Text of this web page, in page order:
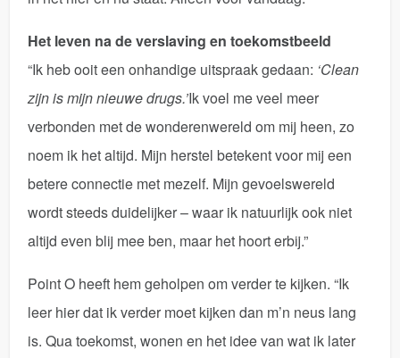
Het leven na de verslaving en toekomstbeeld
“Ik heb ooit een onhandige uitspraak gedaan: ‘Clean
zijn is mijn nieuwe drugs.’Ik voel me veel meer
verbonden met de wonderenwereld om mij heen, zo
noem ik het altijd. Mijn herstel betekent voor mij een
betere connectie met mezelf. Mijn gevoelswereld
wordt steeds duidelijker – waar ik natuurlijk ook niet
altijd even blij mee ben, maar het hoort erbij.”
Point O heeft hem geholpen om verder te kijken. “Ik
leer hier dat ik verder moet kijken dan m’n neus lang
is. Qua toekomst, wonen en het idee van wat ik later